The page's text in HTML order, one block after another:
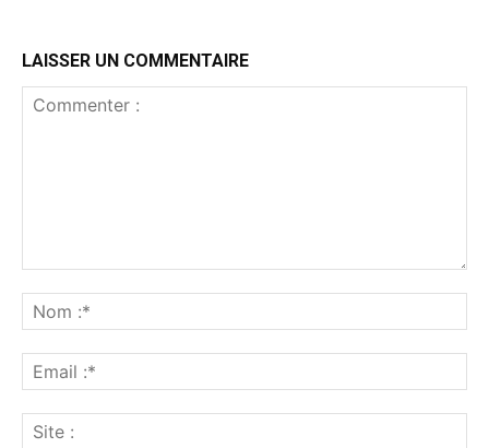
LAISSER UN COMMENTAIRE